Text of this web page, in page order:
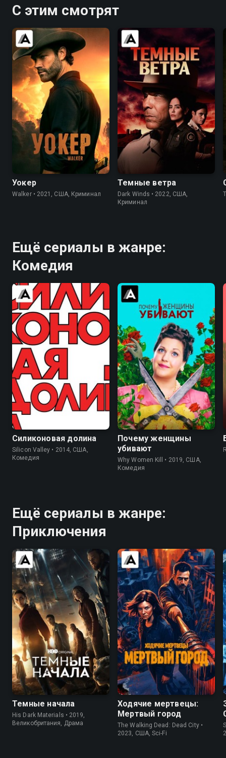
С этим смотрят
6.2
Уокер
Walker • 2021, США, Криминал
7.5 7.7
Темные ветра
Dark Winds • 2022, США,
Криминал
Ещё сериалы в жанре:
Комедия
8.4 8.5
Силиконовая долина
Silicon Valley • 2014, США,
Комедия
8.3 8.3
Почему женщины
убивают
Why Women Kill • 2019, США,
Комедия
Ещё сериалы в жанре:
Приключения
7.8 7.7
Темные начала
His Dark Materials • 2019,
Великобритания, Драма
7.5 7.0
Ходячие мертвецы:
Мертвый город
The Walking Dead: Dead City •
2023, США, Sci-Fi